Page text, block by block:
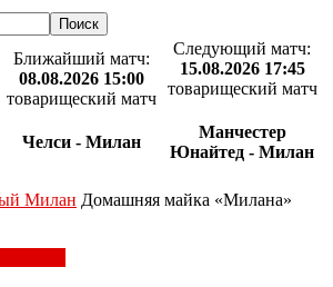
Ближайший матч:
08.08.2026 15:00
товарищеский матч
Челси - Милан
Следующий матч:
15.08.2026 17:45
товарищеский матч
Манчестер
Юнайтед - Милан
Милан Домашняя майка «Милана»